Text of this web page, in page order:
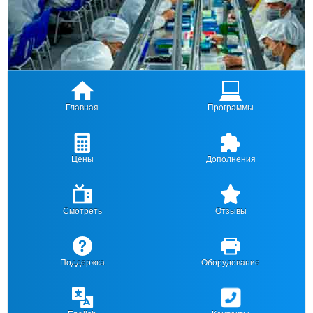
Главная Программы
Цены Дополнения
Смотреть Отзывы
Поддержка Оборудование